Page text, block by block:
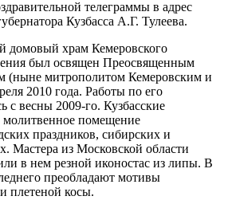
телеграммы в адрес
Кузбасса А.Г. Тулеева.
домовый храм Кемеровского
был освящен Преосвященным
(ныне митрополитом Кемеровским и
2010 года. Работы по его
с весны 2009-го. Кузбасские
помещение
праздников, сибирских и
Мастера из Московской области
в нем резной иконостас из липы. В
преобладают мотивы
плетеной косы.